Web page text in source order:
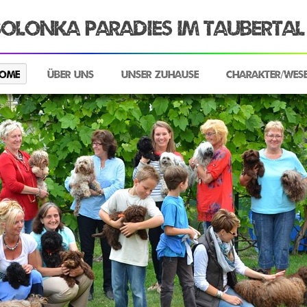
Paradies im Taubertal
Über uns Unser Zuhause Charakter/